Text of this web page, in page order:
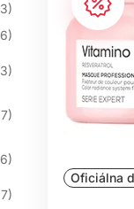
Nie. O
Nie vždy
Iba ak
Oficiálna